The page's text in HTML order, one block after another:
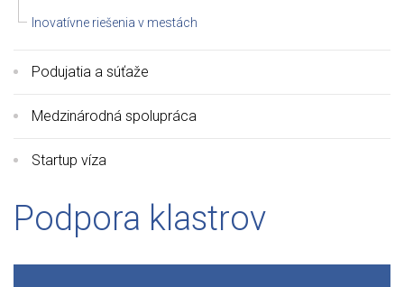
Inovatívne riešenia v mestách
Podujatia a súťaže
Medzinárodná spolupráca
Startup víza
Podpora klastrov